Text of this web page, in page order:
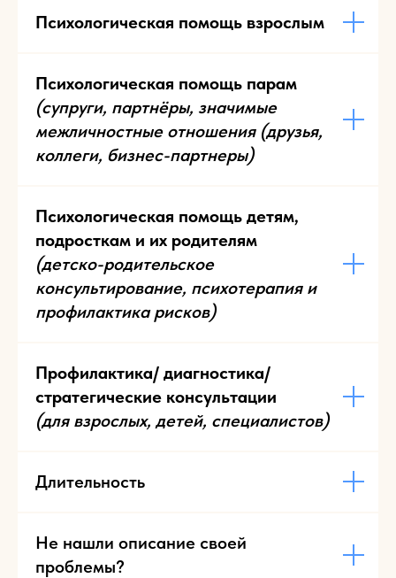
Психологическая помощь взрослым
Психологическая помощь парам
(супруги, партнёры, значимые
межличностные отношения (друзья,
коллеги, бизнес-партнеры)
Психологическая помощь детям,
подросткам и их родителям
(детско-родительское
консультирование, психотерапия и
профилактика рисков)
Профилактика/ диагностика/
стратегические консультации
(для взрослых, детей, специалистов)
Длительность
Не нашли описание своей
проблемы?